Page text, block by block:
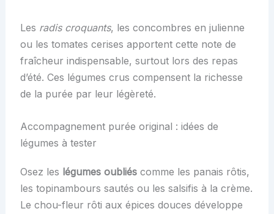
Les radis croquants, les concombres en julienne
ou les tomates cerises apportent cette note de
fraîcheur indispensable, surtout lors des repas
d’été. Ces légumes crus compensent la richesse
de la purée par leur légèreté.
Accompagnement purée original : idées de
légumes à tester
Osez les légumes oubliéscomme les panais rôtis,
les topinambours sautés ou les salsifis à la crème.
Le chou-fleur rôti aux épices douces développe